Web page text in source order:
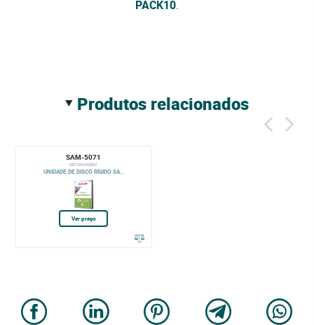
PACK10.
produtos relacionados
SAM-5071
MG10ADA800V
UNIDADE DE DISCO RÍGIDO SA...
Ver preço